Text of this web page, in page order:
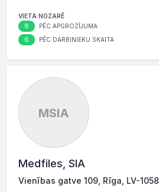
VIETA NOZARĒ
8 PĒC APGROZĪJUMA
6 PĒC DARBINIEKU SKAITA
MSIA
Medfiles, SIA
Vienības gatve 109, Rīga, LV-1058